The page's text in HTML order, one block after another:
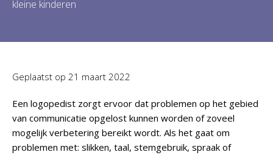
kleine kinderen
Geplaatst op 21 maart 2022
Een logopedist zorgt ervoor dat problemen op het gebied
van communicatie opgelost kunnen worden of zoveel
mogelijk verbetering bereikt wordt. Als het gaat om
problemen met: slikken, taal, stemgebruik, spraak of